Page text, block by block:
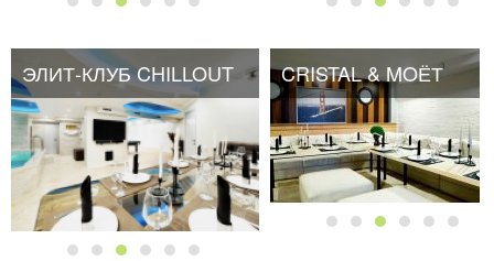
ЭЛИТ-КЛУБ CHILLOUT CRISTAL & MOЁТ